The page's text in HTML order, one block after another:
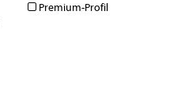
Premium-Profil